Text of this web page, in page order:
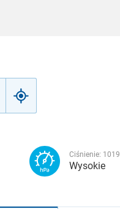
Ciśnienie: 1019
Wysokie